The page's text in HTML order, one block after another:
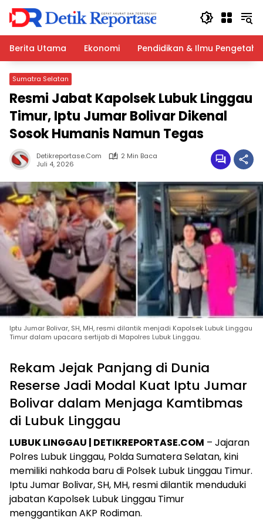
Langsung
konten
Berita Utama
Ekonomi Pendidikan & Ilmu
Sumatra Selatan
Resmi Jabat Kapolsek Lubuk Linggau
Timur, Iptu Jumar Bolivar Dikenal
Sosok Humanis Namun Tegas
Detikreportase.com
2 Min Baca
Juli 4, 2026
Iptu Jumar Bolivar, SH, MH, resmi dilantik menjadi Kapolsek Lubuk Linggau
Timur dalam upacara sertijab di Mapolres Lubuk Linggau.
Rekam Jejak Panjang di Dunia
Reserse Jadi Modal Kuat Iptu Jumar
Bolivar dalam Menjaga Kamtibmas
di Lubuk Linggau
LUBUK LINGGAU | DETIKREPORTASE.COM – Jajaran
Polres Lubuk Linggau, Polda Sumatera Selatan, kini
memiliki nahkoda baru di Polsek Lubuk Linggau Timur.
Iptu Jumar Bolivar, SH, MH, resmi dilantik menduduki
jabatan Kapolsek Lubuk Linggau Timur
menggantikan AKP Rodiman.